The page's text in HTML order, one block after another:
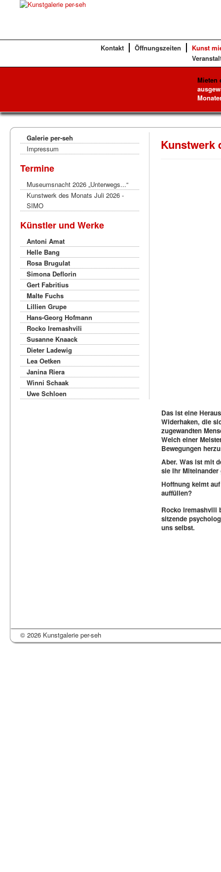
Kontakt Öffnungszeiten
Kunst
Mieten
Galerie per-seh
Impressum
Termine
Museumsnacht 2026 „Unterwegs...“
Kunstwerk des Monats Juli 2026 -
SIMO
Künstler und Werke
Antoni Amat
Helle Bang
Rosa Brugulat
Simona Deflorin
Gert Fabritius
Malte Fuchs
Lillien Grupe
Hans-Georg Hofmann
Rocko Iremashvili
Susanne Knaack
Dieter Ladewig
Lea Oetken
Janina Riera
Winni Schaak
Uwe Schloen
Kunstwerk
Das ist eine
Widerhaken, die
zugewandten
Welch einer
Bewegungen
Aber. Was ist mit
sie Ihr
Hoffnung keimt
auffüllen?
Rocko Iremashvili
sitzende
uns selbst.
© 2026 Kunstgalerie per-seh